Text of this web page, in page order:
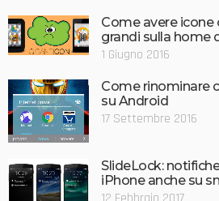
Come avere
grandi sulla home
1 Giugno 2016
Come rinominare
su Android
17 Settembre 2016
SlideLock:
iPhone anche su